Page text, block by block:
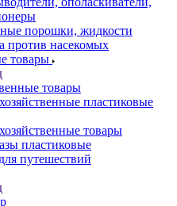
порошки, жидкости
против насекомых
товары
товары
пластиковые
товары
пластиковые
путешествий